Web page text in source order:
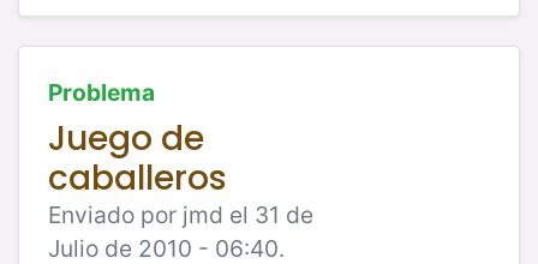
Problema
Juego de
caballeros
Enviado por jmd el 31 de
Julio de 2010 - 06:40.